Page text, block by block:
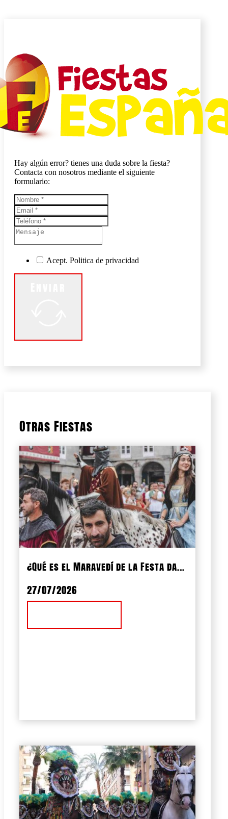
Hay algún error? tienes una duda sobre la fiesta?
Contacta con nosotros mediante el siguiente
formulario:
Acept. Politica de privacidad
Otras Fiestas
¿Qué es el Maravedí de la Festa da...
27/07/2026